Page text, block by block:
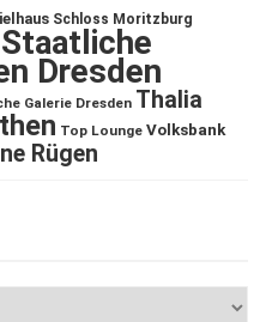
Schloss Moritzburg
Staatliche
Dresden
Galerie Dresden Thalia
Top Lounge Volksbank
Rügen